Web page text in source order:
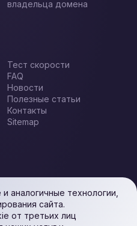
владельца домена
Тест скорости
FAQ
Новости
Полезные статьи
Контакты
Sitemap
аналогичные технологии,
сайта.
от третьих лиц